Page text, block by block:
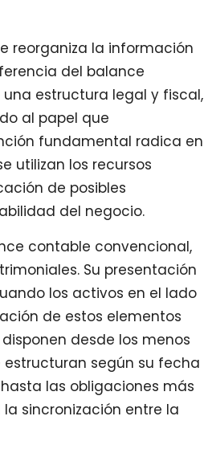
reorganiza la información
del balance
estructura legal y fiscal,
al papel que
fundamental radica en
utilizan los recursos
de posibles
del negocio.
contable convencional,
Su presentación
los activos en el lado
de estos elementos
desde los menos
según su fecha
las obligaciones más
sincronización entre la